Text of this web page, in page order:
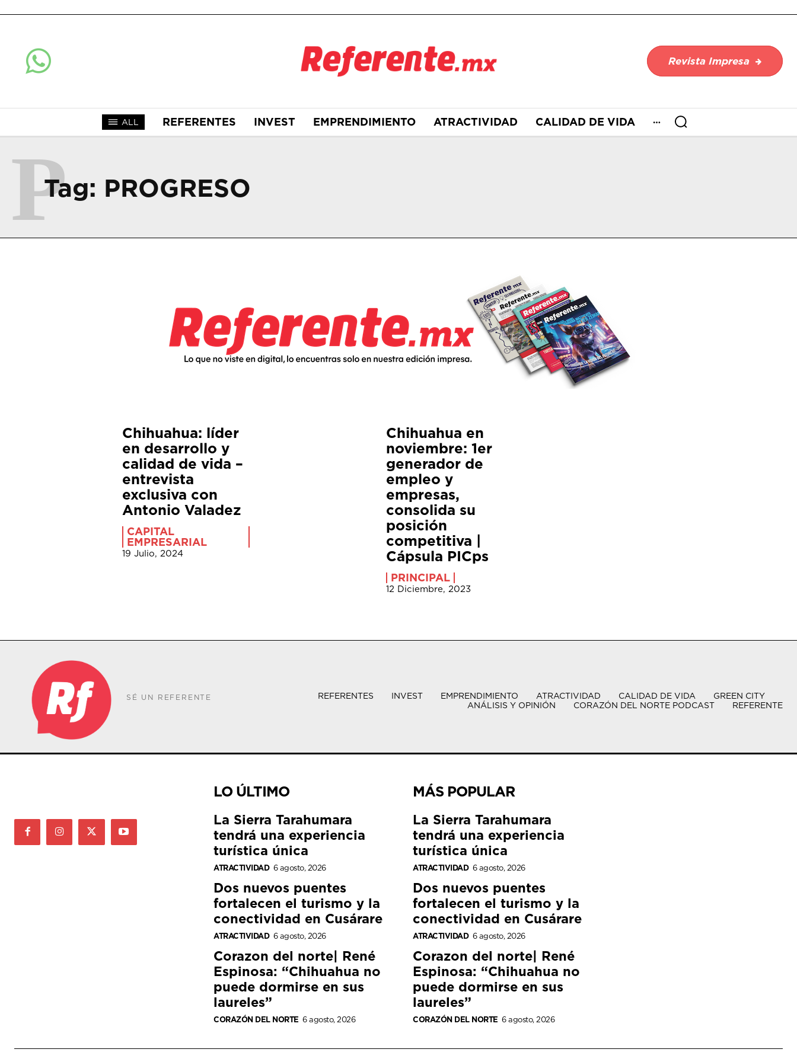
Revista Impresa
ALL REFERENTES INVEST EMPRENDIMIENTO ATRACTIVIDAD CALIDAD DE VIDA
Tag: PROGRESO
P
Chihuahua: líder
en desarrollo y
calidad de vida –
entrevista
exclusiva con
Antonio Valadez
CAPITAL
EMPRESARIAL
19 Julio, 2024
Chihuahua en
noviembre: 1er
generador de
empleo y
empresas,
consolida su
posición
competitiva |
‍Cápsula PICps
PRINCIPAL
12 Diciembre, 2023
SÉ UN REFERENTE REFERENTES INVEST EMPRENDIMIENTO ATRACTIVIDAD CALIDAD DE VIDA
GREEN CITY
ANÁLISIS Y OPINIÓN
CORAZÓN DEL NORTE PODCAST REFERENTE
LO ÚLTIMO
La Sierra Tarahumara
tendrá una experiencia
turística única
ATRACTIVIDAD 6 agosto, 2026
Dos nuevos puentes
fortalecen el turismo y la
conectividad en Cusárare
ATRACTIVIDAD 6 agosto, 2026
Corazon del norte| René
Espinosa: “Chihuahua no
puede dormirse en sus
laureles”
CORAZÓN DEL NORTE 6 agosto, 2026
MÁS POPULAR
La Sierra Tarahumara
tendrá una experiencia
turística única
ATRACTIVIDAD 6 agosto, 2026
Dos nuevos puentes
fortalecen el turismo y la
conectividad en Cusárare
ATRACTIVIDAD 6 agosto, 2026
Corazon del norte| René
Espinosa: “Chihuahua no
puede dormirse en sus
laureles”
CORAZÓN DEL NORTE 6 agosto, 2026